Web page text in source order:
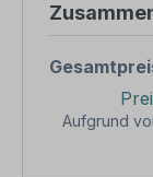
Aufgrund